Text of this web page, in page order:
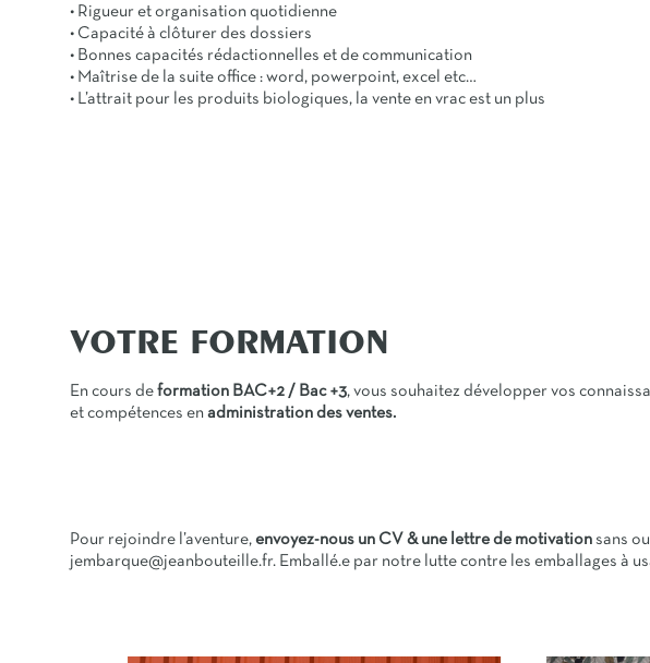
• Rigueur et organisation quotidienne
• Capacité à clôturer des dossiers
• Bonnes capacités rédactionnelles et de communication
• Maîtrise de la suite office : word, powerpoint, excel etc…
• L’attrait pour les produits biologiques, la vente en vrac est un plus
VOTRE FORMATION
En cours de formation BAC+2 / Bac +3, vous souhaitez développer vos
et compétences en administration des ventes.
Pour rejoindre l’aventure, envoyez-nous un CV & une lettre de motivation sans
jembarque@jeanbouteille.fr. Emballé.e par notre lutte contre les emballages à